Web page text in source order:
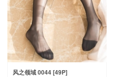
风之领域 0044 [49P]